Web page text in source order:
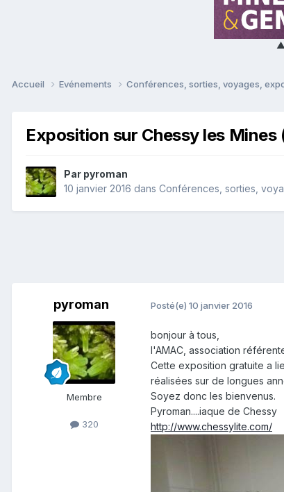
▲
Accueil Evénements Conférences, sorties, voyages,
Exposition sur Chessy les
Par pyroman
10 janvier 2016 dans Conférences, sorties,
pyroman
Membre
320
Posté(e) 10 janvier 2016
bonjour à tous,
l'AMAC, association
Cette exposition gratuite a
réalisées sur de longues
Soyez donc les bienvenus.
Pyroman....iaque de Chessy
http://www.chessylite.com/